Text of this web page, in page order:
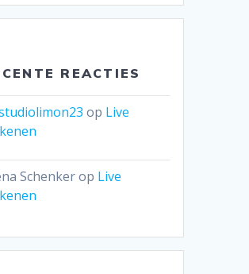
REACTIES
op Live
Schenkerop Live